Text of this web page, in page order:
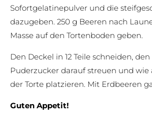
Sofortgelatinepulver und die
dazugeben. 250 g Beeren nach
Masse auf den Tortenboden geben.
Den Deckel in 12 Teile schneiden,
Puderzucker darauf streuen und wie
der Torte platzieren. Mit Erdbeeren
Guten Appetit!